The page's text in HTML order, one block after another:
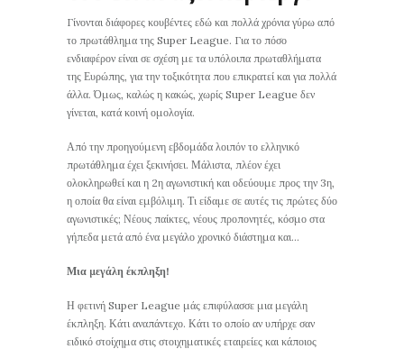
Γίνονται διάφορες κουβέντες εδώ και πολλά χρόνια γύρω από
το πρωτάθλημα της Super League. Για το πόσο
ενδιαφέρον είναι σε σχέση με τα υπόλοιπα πρωταθλήματα
της Ευρώπης, για την τοξικότητα που επικρατεί και για πολλά
άλλα. Όμως, καλώς η κακώς, χωρίς Super League δεν
γίνεται, κατά κοινή ομολογία.
Από την προηγούμενη εβδομάδα λοιπόν το ελληνικό
πρωτάθλημα έχει ξεκινήσει. Μάλιστα, πλέον έχει
ολοκληρωθεί και η 2η αγωνιστική και οδεύουμε προς την 3η,
η οποία θα είναι εμβόλιμη. Τι είδαμε σε αυτές τις πρώτες δύο
αγωνιστικές; Νέους παίκτες, νέους προπονητές, κόσμο στα
γήπεδα μετά από ένα μεγάλο χρονικό διάστημα και…
Μια μεγάλη έκπληξη!
Η φετινή Super League μάς επιφύλασσε μια μεγάλη
έκπληξη. Κάτι αναπάντεχο. Κάτι το οποίο αν υπήρχε σαν
ειδικό στοίχημα στις στοιχηματικές εταιρείες και κάποιος